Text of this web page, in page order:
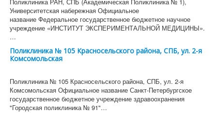
Университетская набережная Официальное
название Федеральное государственное бюджетное научное
учреждение «ИНСТИТУТ ЭКСПЕРИМЕНТАЛЬНОЙ МЕДИЦИНЫ».
…
Поликлиника № 105 Красносельского района, СПБ, ул. 2-я
Комсомольская
Поликлиника № 105 Красносельского района, СПБ, ул. 2-я
Комсомольская Официальное название Санкт-Петербургское
государственное бюджетное учреждение здравоохранения
"Городская поликлиника № 91"…